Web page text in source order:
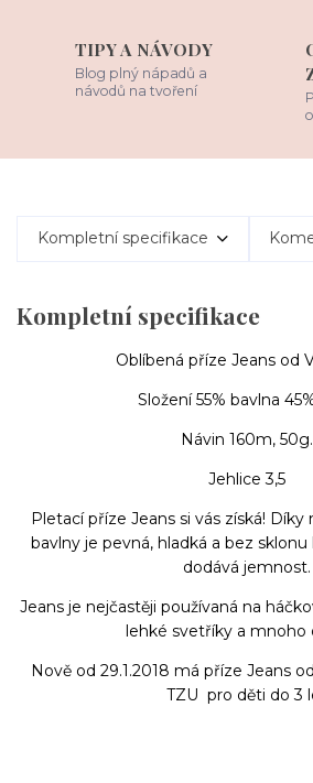
TIPY A NÁVODY
Blog plný nápadů a
návodů na tvoření
Kompletní specifikace
Kompletní specifikace
Oblíbená příze Jeans od
Složení 55% bavlna
Návin 160m, 50g.
Jehlice 3,5
Pletací příze Jeans si vás získá!
bavlny je pevná, hladká a bez
dodává jemnost.
Jeans je nejčastěji používaná na
lehké svetříky a mnoho
Nově od 29.1.2018 má příze Jeans
TZU pro děti do 3